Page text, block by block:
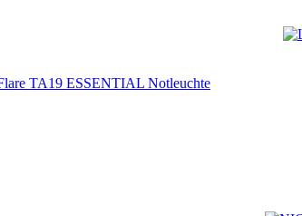
TA19 ESSENTIAL Notleuchte